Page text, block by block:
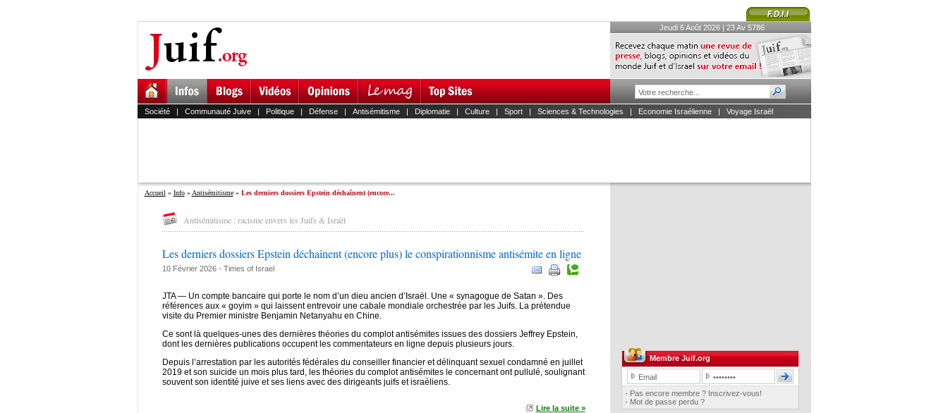
Jeudi 6 Août 2026 | 23 Av 5786
Société| Communauté Juive| Politique| Défense| Antisémitisme| Diplomatie| Culture| Sport| Sciences & Technologies | Economie Israélienne| Voyage Israël
Accueil » Info» Antisémitisme» Les derniers dossiers Epstein déchaînent (encore...
Antisémitisme : racisme envers les Juifs & Israël
Les derniers dossiers Epstein déchaînent (encore plus) le conspirationnisme antisémite en ligne
10 Février 2026 - Times of Israel
JTA — Un compte bancaire qui porte le nom d’un dieu ancien d’Israël. Une « synagogue de Satan ». Des
références aux « goyim » qui laissent entrevoir une cabale mondiale orchestrée par les Juifs. La prétendue
visite du Premier ministre Benjamin Netanyahu en Chine.
Ce sont là quelques-unes des dernières théories du complot antisémites issues des dossiers Jeffrey Epstein,
dont les dernières publications occupent les commentateurs en ligne depuis plusieurs jours.
Depuis l’arrestation par les autorités fédérales du conseiller financier et délinquant sexuel condamné en juillet
2019 et son suicide un mois plus tard, les théories du complot antisémites le concernant ont pullulé, soulignant
souvent son identité juive et ses liens avec des dirigeants juifs et israéliens.
Lire la suite »
Membre Juif.org
· Pas encore membre ? Inscrivez-vous!
· Mot de passe perdu ?